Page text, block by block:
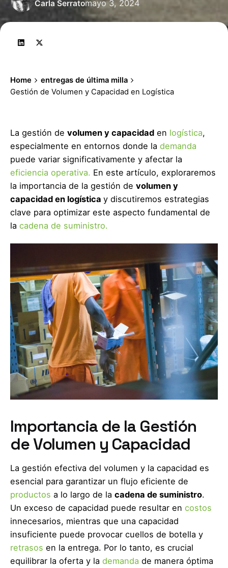
Carla Serratomayo 3, 2024
Home
entregas de última milla
Gestión de Volumen y Capacidad en Logística
La gestión de volumen y capacidad en logística,
especialmente en entornos donde la demanda
puede variar significativamente y afectar la
eficiencia operativa. En este artículo, exploraremos
la importancia de la gestión de volumen y
capacidad en logística y discutiremos estrategias
clave para optimizar este aspecto fundamental de
la cadena de suministro.
Importancia de la Gestión
de Volumen y Capacidad
La gestión efectiva del volumen y la capacidad es
esencial para garantizar un flujo eficiente de
productos a lo largo de la cadena de suministro.
Un exceso de capacidad puede resultar en costos
innecesarios, mientras que una capacidad
insuficiente puede provocar cuellos de botella y
retrasos en la entrega. Por lo tanto, es crucial
equilibrar la oferta y la demanda de manera óptima